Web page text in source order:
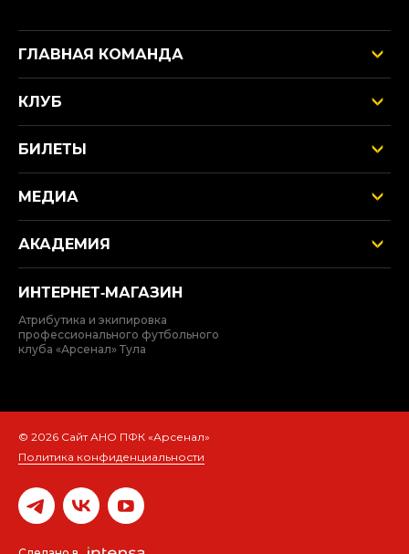
ГЛАВНАЯ КОМАНДА
КЛУБ
БИЛЕТЫ
МЕДИА
АКАДЕМИЯ
ИНТЕРНЕТ‑МАГАЗИН
Атрибутика и экипировка
профессионального футбольного
клуба «Арсенал» Тула
© 2026 Сайт АНО ПФК «Арсенал»
Политика конфиденциальности